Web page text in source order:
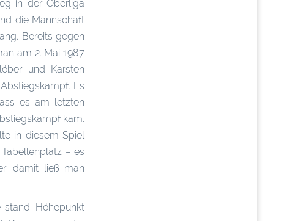
in der Oberliga
die Mannschaft
Bereits gegen
am 2. Mai 1987
und Karsten
Es
es am letzten
kam.
in diesem Spiel
– es
damit ließ man
Höhepunkt